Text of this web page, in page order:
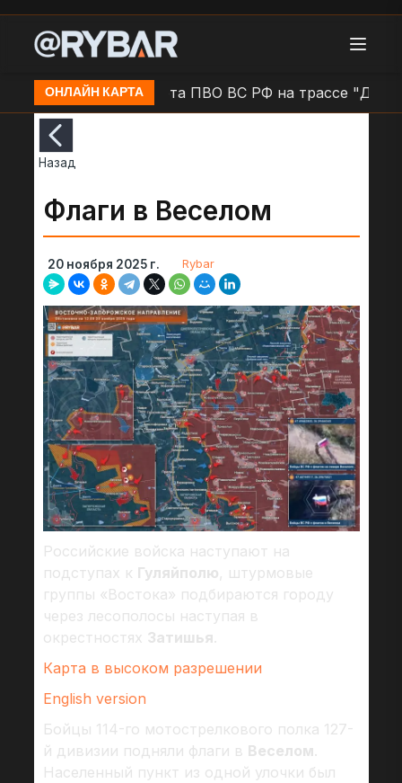
ОНЛАЙН КАРТА
ДКАД Работа ПВО ВС РФ на трассе "Донецк
Назад
Флаги в Веселом
20 ноября 2025 г. Rybar
Российские войска наступают на
подступах к Гуляйполю, штурмовые
группы «Востока» подбираются городу
через лесополосы наступая в
окрестностях Затишья.
Карта в высоком разрешении
English version
Бойцы 114-го мотострелкового полка 127-
й дивизии подняли флаги в Веселом.
Населенный пункт из одной улочки был